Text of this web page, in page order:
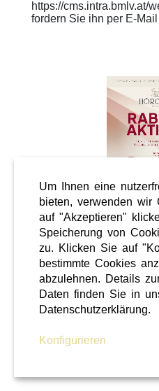
https://cms.intra.bmlv.at/
fordern Sie ihn per E-
28 / 02 / 2026
Um Ihnen eine
bieten, verwenden wir
auf "Akzeptieren"
Speicherung von
zu. Klicken Sie auf
bestimmte Cookies
abzulehnen. Details
Daten finden Sie in
Datenschutzerklärung.
Konfigurieren